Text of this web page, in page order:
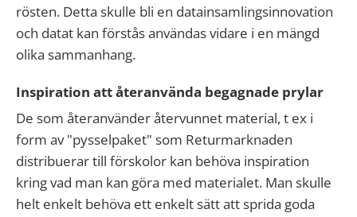
rösten. Detta skulle bli en datainsamlingsinnovation
och datat kan förstås användas vidare i en mängd
olika sammanhang.
Inspiration att återanvända begagnade prylar
De som återanvänder återvunnet material, t ex i
form av "pysselpaket" som Returmarknaden
distribuerar till förskolor kan behöva inspiration
kring vad man kan göra med materialet. Man skulle
helt enkelt behöva ett enkelt sätt att sprida goda